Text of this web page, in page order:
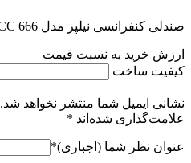
صندلی کنفرانسی نیلپر مدل OCC 666
ارزش خرید به نسبت قیمت
کیفیت ساخت
نشانی ایمیل شما منتشر نخواهد شد.
علامت‌گذاری شده‌اند *
عنوان نظر شما (اجباری)*